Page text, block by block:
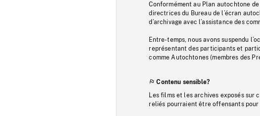
Conformément au Plan autochtone
directrices du Bureau de l’écran
d’archivage avec l’assistance des
Entre-temps, nous avons suspendu
représentant des participants et
comme Autochtones (membres des
Contenu sensible?
Les films et les archives exposés sur
reliés pourraient être offensants pour